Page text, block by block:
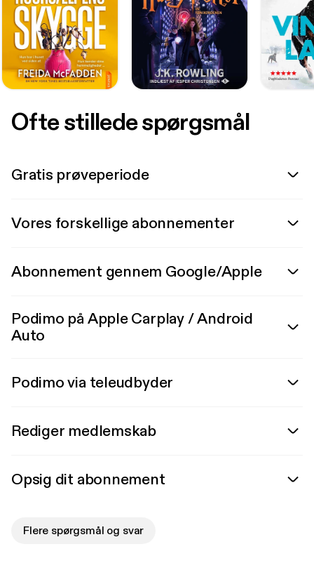
Ofte stillede spørgsmål
Gratis prøveperiode
Vores forskellige abonnementer
Abonnement gennem Google/Apple
Podimo på Apple Carplay / Android
Auto
Podimo via teleudbyder
Rediger medlemskab
Opsig dit abonnement
Flere spørgsmål og svar